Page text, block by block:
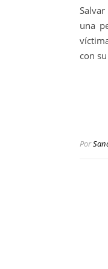
una
con
Por